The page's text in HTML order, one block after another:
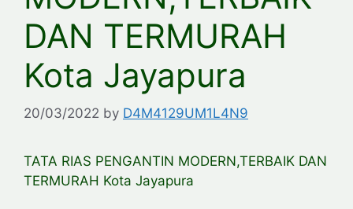
DAN TERMURAH
Kota Jayapura
20/03/2022 by D4M4129UM1L4N9
TATA RIAS PENGANTIN MODERN,TERBAIK DAN
TERMURAH Kota Jayapura